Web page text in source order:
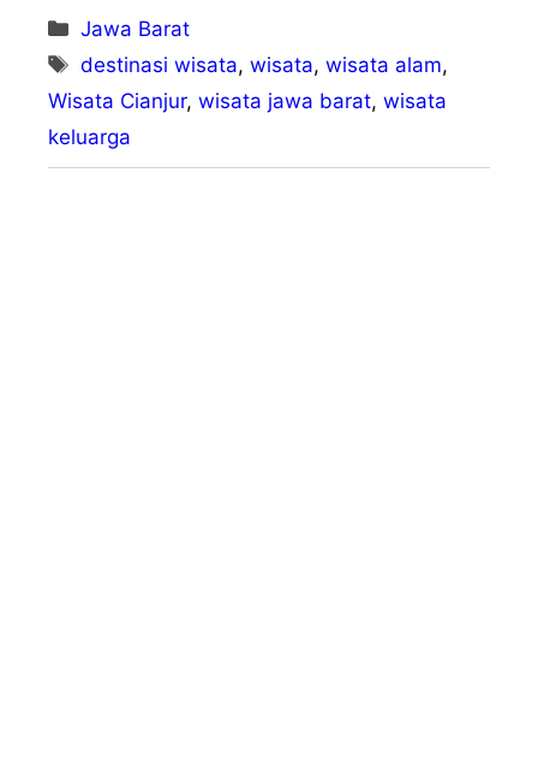
Kategori
Jawa Barat
Tag
destinasi wisata,wisata,wisata alam,
Wisata Cianjur, wisata jawa barat, wisata
keluarga